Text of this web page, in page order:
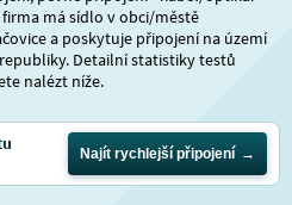
má sídlo v obci/městě
a poskytuje připojení na území
Detailní statistiky testů
nalézt níže.
Najít rychlejší připojení